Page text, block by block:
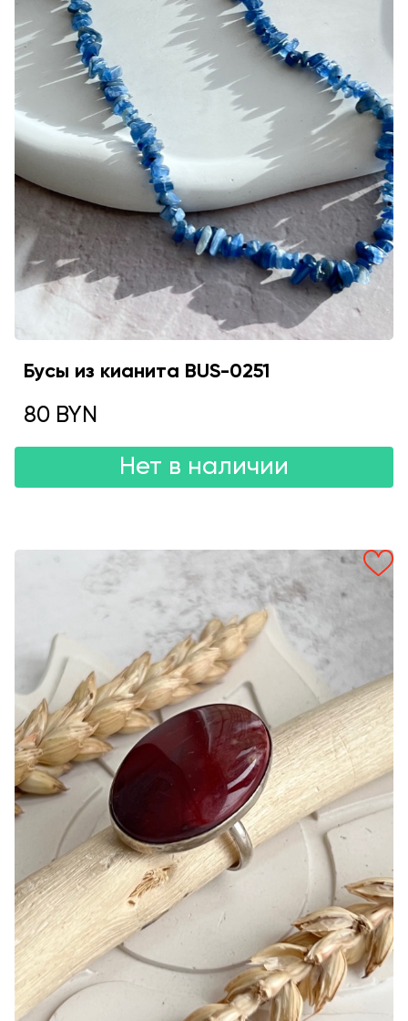
Бусы из кианита BUS-0251
80 BYN
Нет в наличии